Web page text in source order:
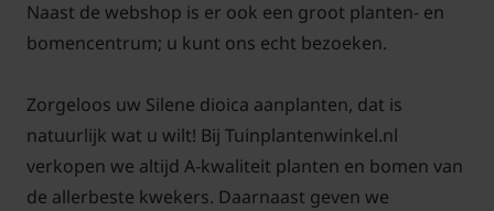
dynamiek in de tuin en maakt de plant extra
aantrekkelijk voor bestuivers zoals bijen en vlinders.
belangrijke voedselbron voor allerlei nuttige
insecten, waardoor de Dagkoekoeksbloem bijdraagt
aan de biodiversiteit in de tuin.
Naast de webshop is er ook een groot planten- en
bomencentrum; u kunt ons echt bezoeken.
Zorgeloos uw Silene dioica aanplanten, dat is
natuurlijk wat u wilt! Bij Tuinplantenwinkel.nl
verkopen we altijd A-kwaliteit planten en bomen van
de allerbeste kwekers. Daarnaast geven we